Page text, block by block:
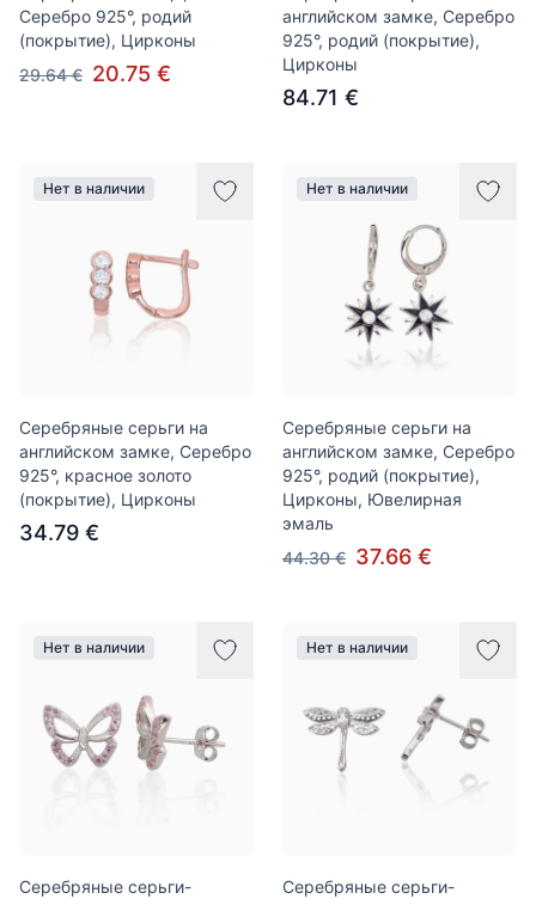
Серебро 925°, родий
(покрытие), Цирконы
29.64 € 20.75 €
английском замке, Серебро
925°, родий (покрытие),
Цирконы
84.71 €
Нет в наличии
Серебряные серьги на
английском замке, Серебро
925°, красное золото
(покрытие), Цирконы
34.79 €
Нет в наличии
Серебряные серьги на
английском замке, Серебро
925°, родий (покрытие),
Цирконы, Ювелирная
эмаль
44.30 € 37.66 €
Нет в наличии
Серебряные серьги-
Нет в наличии
Серебряные серьги-